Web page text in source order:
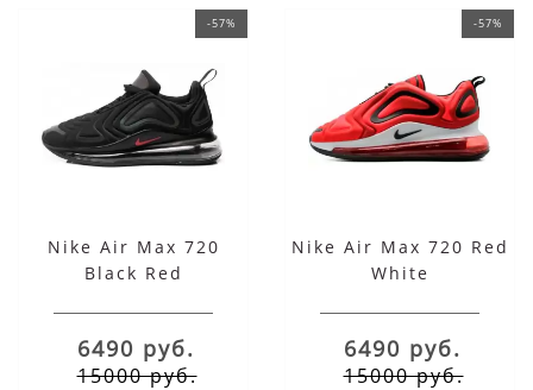
-57%
Nike Air Max 720
Black Red
6490 руб.
15000 руб.
-57%
Nike Air Max 720 Red
White
6490 руб.
15000 руб.